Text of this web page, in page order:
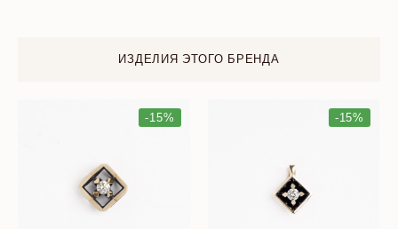
ИЗДЕЛИЯ ЭТОГО БРЕНДА
-15% -15%